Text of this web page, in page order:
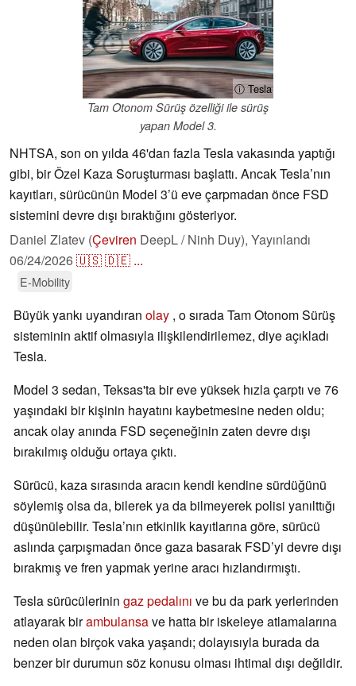
ⓘ Tesla
Tam Otonom Sürüş özelliği ile sürüş
yapan Model 3.
NHTSA, son on yılda 46'dan fazla Tesla vakasında yaptığı
gibi, bir Özel Kaza Soruşturması başlattı. Ancak Tesla’nın
kayıtları, sürücünün Model 3’ü eve çarpmadan önce FSD
sistemini devre dışı bıraktığını gösteriyor.
Daniel Zlatev (Çeviren DeepL / Ninh Duy), Yayınlandı
06/24/2026🇺🇸🇩🇪 ...
E-Mobility
Büyük yankı uyandıran olay , o sırada Tam Otonom Sürüş
sisteminin aktif olmasıyla ilişkilendirilemez, diye açıkladı
Tesla.
Model 3 sedan, Teksas'ta bir eve yüksek hızla çarptı ve 76
yaşındaki bir kişinin hayatını kaybetmesine neden oldu;
ancak olay anında FSD seçeneğinin zaten devre dışı
bırakılmış olduğu ortaya çıktı.
Sürücü, kaza sırasında aracın kendi kendine sürdüğünü
söylemiş olsa da, bilerek ya da bilmeyerek polisi yanılttığı
düşünülebilir. Tesla’nın etkinlik kayıtlarına göre, sürücü
aslında çarpışmadan önce gaza basarak FSD’yi devre dışı
bırakmış ve fren yapmak yerine aracı hızlandırmıştı.
Tesla sürücülerinin gaz pedalını ve bu da park yerlerinden
atlayarak birambulansave hatta bir iskeleye atlamalarına
neden olan birçok vaka yaşandı; dolayısıyla burada da
benzer bir durumun söz konusu olması ihtimal dışı değildir.